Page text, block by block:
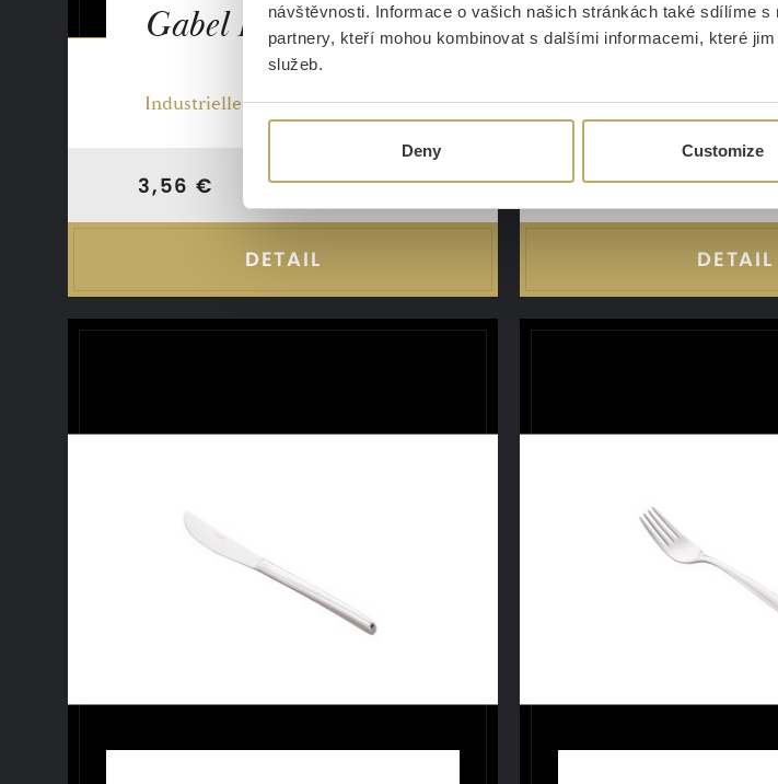
návštěvnosti. Informace o vašich našich stránkách také sdílíme
partnery, kteří mohou kombinovat s dalšími informacemi, které
služeb.
Deny Customize
Gabel EVA
Industrielle Einfachheit
3,56 €
Auf Lager
DETAIL
Industrielle
2,37 €
DETAIL